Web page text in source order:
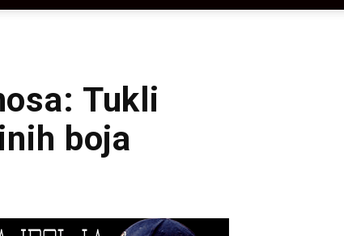
Tukli
boja